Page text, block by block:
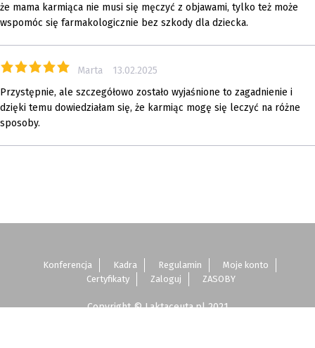
że mama karmiąca nie musi się męczyć z objawami, tylko też może
wspomóc się farmakologicznie bez szkody dla dziecka.
Marta
13.02.2025
Przystępnie, ale szczegółowo zostało wyjaśnione to zagadnienie i
dzięki temu dowiedziałam się, że karmiąc mogę się leczyć na różne
sposoby.
Konferencja Kadra Regulamin
Moje konto
Certyfikaty
Zaloguj ZASOBY
Copyright © Laktaceuta.pl 2021